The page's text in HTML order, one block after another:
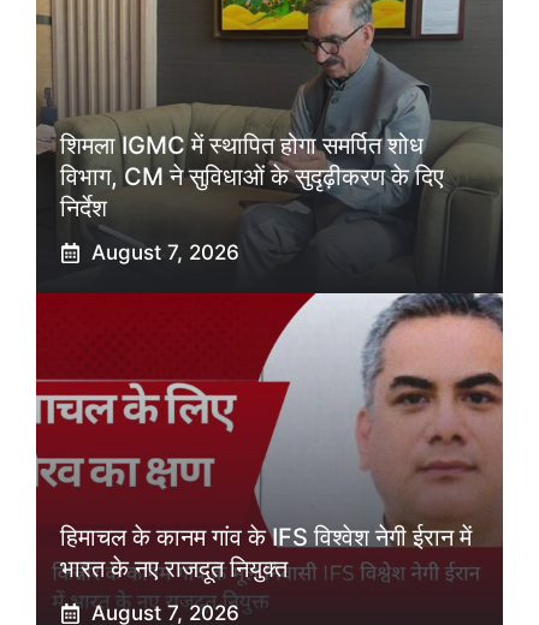
शिमला IGMC में स्थापित होगा समर्पित शोध
विभाग, CM ने सुविधाओं के सुदृढ़ीकरण के दिए
निर्देश
August 7, 2026
हिमाचल के कानम गांव के IFS विश्वेश नेगी ईरान में
भारत के नए राजदूत नियुक्त
August 7, 2026